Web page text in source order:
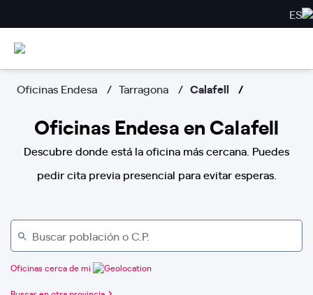
ES
Oficinas Endesa Tarragona Calafell
Oficinas Endesa en Calafell
Descubre donde está la oficina más cercana. Puedes
pedir cita previa presencial para evitar esperas.
Oficinas cerca de mi